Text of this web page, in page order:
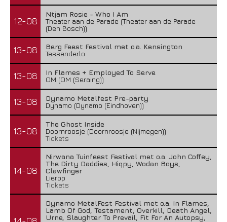
12-08
Ntjam Rosie - Who I Am
Theater aan de Parade (Theater aan de Parade
(Den Bosch))
13-08
Berg Feest Festival met o.a. Kensington
Tessenderlo
13-08
In Flames + Employed To Serve
OM (OM (Seraing))
13-08
Dynamo Metalfest Pre-party
Dynamo (Dynamo (Eindhoven))
13-08
The Ghost Inside
Doornroosje (Doornroosje (Nijmegen))
Tickets
14-08
Nirwana Tuinfeest Festival met o.a. John Coffey,
The Dirty Daddies, Hiqpy, Wodan Boys,
Clawfinger
Lierop
Tickets
Dynamo MetalFest Festival met o.a. In Flames,
Lamb Of God, Testament, Overkill, Death Angel,
Urne, Slaughter To Prevail, Fit For An Autopsy,